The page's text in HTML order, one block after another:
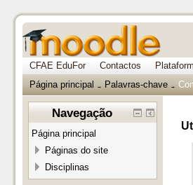
CFAE EduFor Contactos
Página principal
→ Palavras-chave →
Navegação
Página principal
Páginas do site
Disciplinas